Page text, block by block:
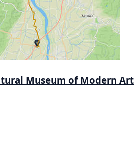
Museum of Modern Art